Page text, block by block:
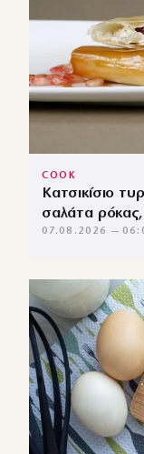
COOK
Κατσικίσιο
σαλάτα ρόκας,
07.08.2026 —